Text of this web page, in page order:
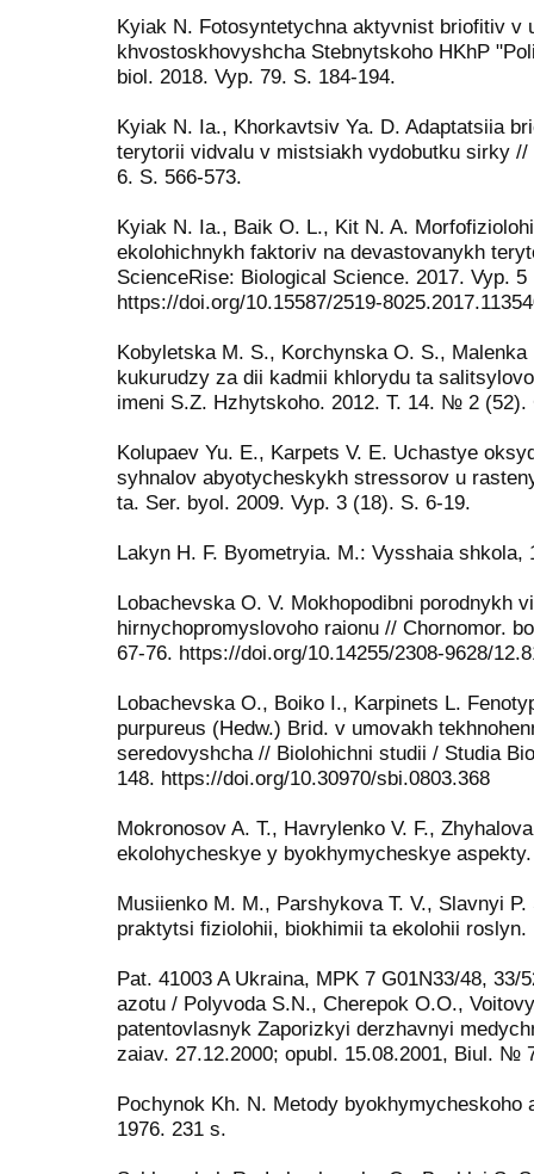
Kyiak N. Fotosyntetychna aktyvnist briofitiv v
khvostoskhovyshcha Stebnytskoho HKhP
biol. 2018. Vyp. 79. S. 184-194.
Kyiak N. Ia., Khorkavtsiv Ya. D. Adaptatsiia
terytorii vidvalu v mistsiakh vydobutku sirky
6. S. 566-573.
Kyiak N. Ia., Baik O. L., Kit N. A.
ekolohichnykh faktoriv na devastovanykh
ScienceRise: Biological Science. 2017. Vyp.
https://doi.org/10.15587/2519-
Kobyletska M. S., Korchynska O. S.,
kukurudzy za dii kadmii khlorydu ta
imeni S.Z. Hzhytskoho. 2012. T. 14. № 2 (52).
Kolupaev Yu. E., Karpets V. E. Uchastye
syhnalov abyo­tycheskykh stressorov u
ta. Ser. byol. 2009. Vyp. 3 (18). S. 6-19.
Lakyn H. F. Byometryia. M.: Vysshaia shkola,
Lobachevska O. V. Mokhopodibni porodnykh
hirnychopromyslovoho raionu // Chornomor.
67-76. https://doi.org/10.14255/2308-9628/
Lobachevska O., Boiko I., Karpinets L.
purpureus (Hedw.) Brid. v umovakh
seredovyshcha // Biolohichni studii / Studia
148. https://doi.org/10.30970/sbi.0803.368
Mokronosov A. T., Havrylenko V. F.,
ekolohycheskye y byokhymycheskye
Musiienko M. M., Parshykova T. V., Slavnyi
praktytsi fiziolohii, biokhimii ta ekolohii
Pat. 41003 A Ukraina, MPK 7 G01N33/48,
azotu / Polyvoda S.N., Cherepok O.O.,
patentovlasnyk Zaporizkyi derzhavnyi
zaiav. 27.12.2000; opubl. 15.08.2001, Biul. №
Pochynok Kh. N. Metody
1976. 231 s.